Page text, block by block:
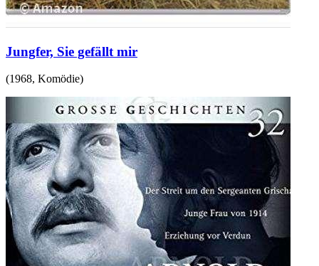
Jungfer, Sie gefällt mir
(1968, Komödie)